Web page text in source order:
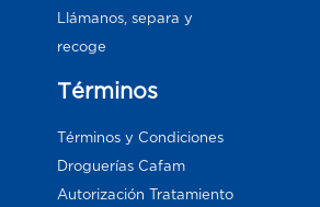
Llámanos, separa y
recoge
Términos
Términos y Condiciones
Droguerías Cafam
Autorización Tratamiento